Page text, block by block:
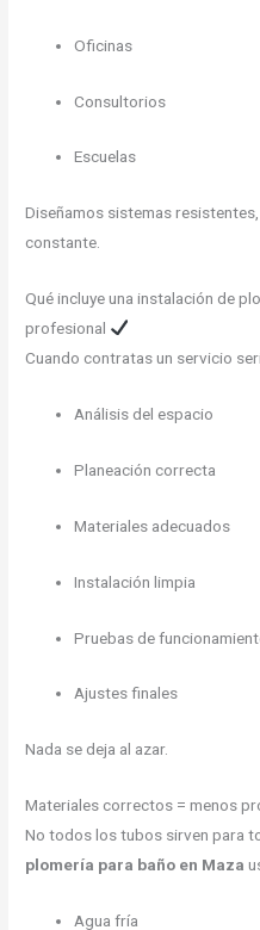
Oficinas
Consultorios
Escuelas
Diseñamos sistemas
constante.
Qué incluye una instalación de
profesional
Cuando contratas un servicio
Análisis del espacio
Planeación correcta
Materiales adecuados
Instalación limpia
Pruebas de
Ajustes finales
Nada se deja al azar.
Materiales correctos = menos
No todos los tubos sirven para
plomería para baño en Maza
Agua fría